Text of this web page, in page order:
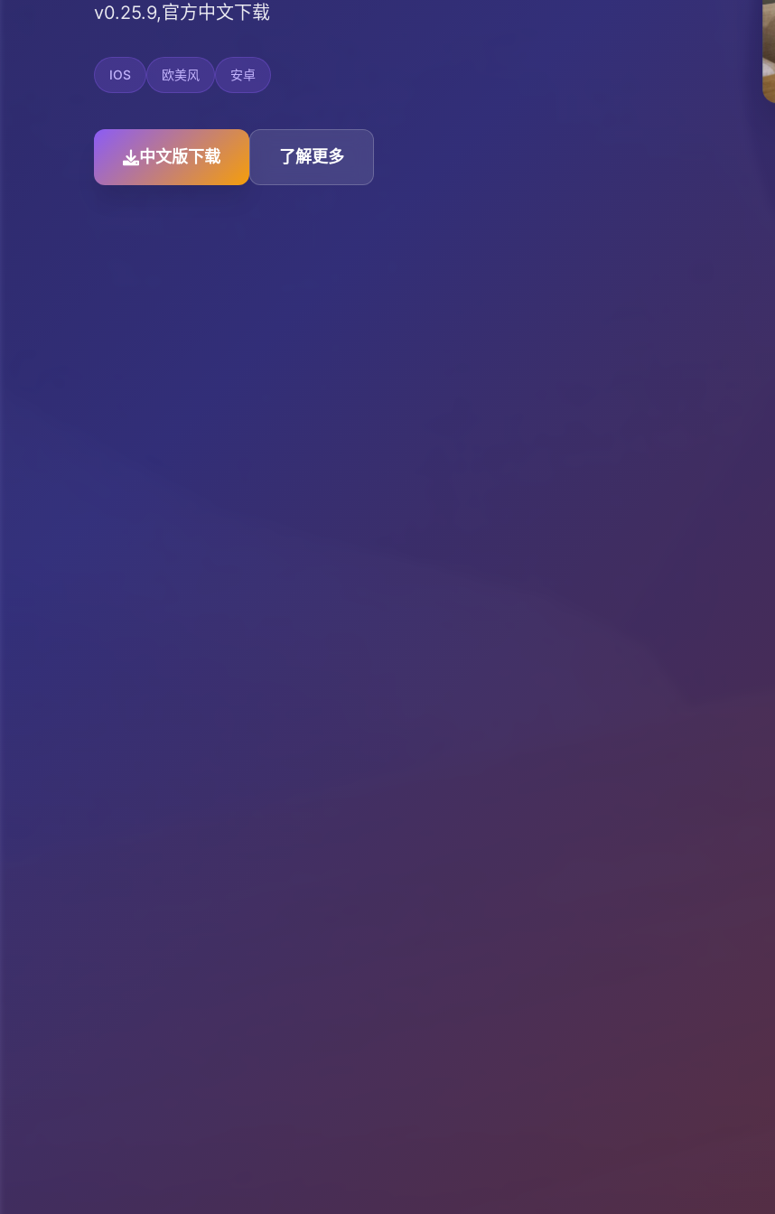
v0.25.9,官方中文下载
IOS 欧美风 安卓
中文版下载 了解更多